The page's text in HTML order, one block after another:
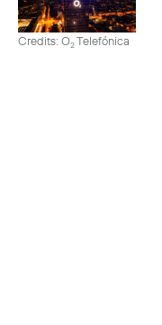
Credits: O2Telefónica